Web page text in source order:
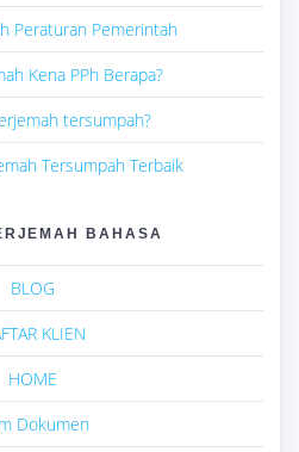
Peraturan Pemerintah
Kena PPh Berapa?
tersumpah?
Tersumpah Terbaik
BAHASA
BLOG
KLIEN
HOME
Dokumen